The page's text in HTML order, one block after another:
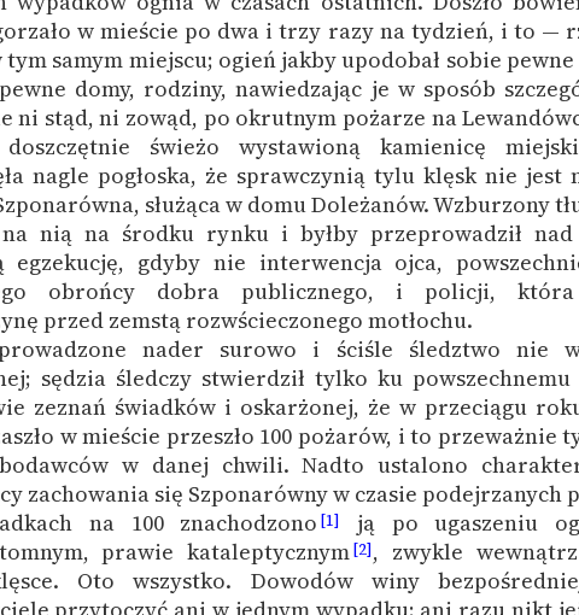
w mieście po dwa i trzy razy na tydzień, i to —
tym samym miejscu; ogień jakby upodobał sobie
domy, rodziny, nawiedzając je w sposób
ni stąd, ni zowąd, po okrutnym pożarze na
świeżo wystawioną kamienicę
nagle pogłoska, że sprawczynią tylu klęsk nie
służąca w domu Doleżanów. Wzburzony
na nią na środku rynku i byłby przeprowadził nad
egzekucję, gdyby nie interwencja ojca,
obrońcy dobra publicznego, i policji, która
przed zemstą rozwścieczonego motłochu.
nader surowo i ściśle śledztwo nie
sędzia śledczy stwierdził tylko ku
zeznań świadków i oskarżonej, że w przeciągu
w mieście przeszło 100 pożarów, i to przeważnie
w danej chwili. Nadto ustalono
zachowania się Szponarówny w czasie podejrzanych
na 100 znachodzono [1]
ją po ugaszeniu
prawie kataleptycznym[2], zwykle
Oto wszystko. Dowodów winy